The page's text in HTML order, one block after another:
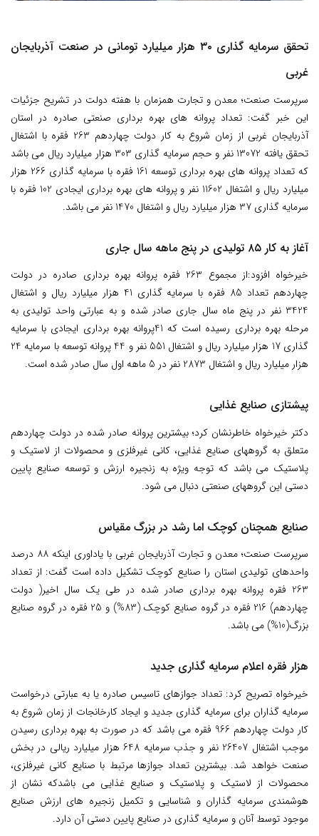
تحقق سرمایه گذاری ۳۰ هزار میلیارد تومانی در صنعت آذربایجان
غربی
سرپرست صنعت؛ معدن و تجارت همزمان با هفته دولت در تشریح جزئیات
این خبر گفت: تعداد پروانه های بهره برداری صنعتی صادره در استان
آذربایجان غربی از زمان شروع به کار دولت چهاردهم 263 فقره با اشتغال
تحقق یافته 13072 نفر و حجم سرمایه گذاری 303 هزار میلیارد ریال می باشد
که تعداد پروانه های بهره برداری توسعه 161 فقره با سرمایه گذاری 266 هزار
میلیارد ریال و اشتغال 11602 نفر و پروانه های بهره برداری ایجادی 102 فقره با
سرمایه گذاری 37 هزار میلیارد ریال و اشتغال 1470 نفر می باشد.
آغاز به کار ۸۵ تولیدی در پنج ماهه سال جاری
خیرخواه افزود:از مجموع 263 فقره پروانه بهره برداری صادره در دولت
چهاردهم تعداد 85 فقره با سرمایه گذاری 41 هزار میلیارد ریال و اشتغال
3424 نفر در پنج ماه سال جاری صادر شده و به عبارتی واحد تولیدی به
مرحله بهره برداری رسیده است که 41پروانه بهره برداری ایجادی با سرمایه
گذاری 17 هزار میلیارد ریال و اشتغال 551 نفر و 44 پروانه توسعه با سرمایه 24
هزار میلیارد ریال و اشتغال 2873 نفر در 5 ماهه اول سال صادر شده است.
پیشتازی صنایع غذایی
دکتر خیرخواه خاطرنشان کرد؛ بیشترین پروانه صادر شده در دولت چهاردهم
متعلق به گروههای صنایع غذایی، کانی غیرفلزی و محصولات از لاستیک و
پلاستیک می باشد که توجه ویژه به زنجیره ارزش و توسعه صنایع پایین
دستی این گروههای صنعتی دنبال می شود.
صنایع همچنان کوچک اما رشد در بزرگ مقیاس
سرپرست صنعت؛ معدن و تجارت آذربایجان غربی با یاداوری اینکه ۸۸ درصد
واحدهای تولیدی استان را صنایع کوچک تشکیل داده است گفت: از تعداد
263 فقره پروانه بهره برداری صادر شده در طی یک سال اخیر( دولت
چهاردهم) 216 فقره در گروه صنایع کوچک (83%) و 25 فقره در گروه صنایع
بزرگ(10%) می باشد.
هزار فقره اعلام سرمایه گذاری جدید
خیرخواه تصریح کرد: تعداد جوازهای تاسیس صادره یا به عبارتی درخواست
سرمایه گذاران برای سرمایه گذاری جدید و ایجاد کارخانجات از زمان شروع به
کار دولت چهاردهم 966 فقره می باشد که در صورت به بهره برداری رسیدن
موجب اشتغال 26407 نفر و جذب سرمایه 648 هزار میلیارد ریالی در بخش
صنعت خواهد شد. بیشترین تعداد جوازها مرتبط با صنایع کانی غیرفلزی،
محصولات از لاستیک و پلاستیک و صنایع غذایی می باشدکه نشان از
هوشمندی سرمایه گذاران و شناسایی و تکمیل زنجیره های ارزش صنایع
موجود توسط آنان و سرمایه گذاری در صنایع پایین دستی آن دارد.